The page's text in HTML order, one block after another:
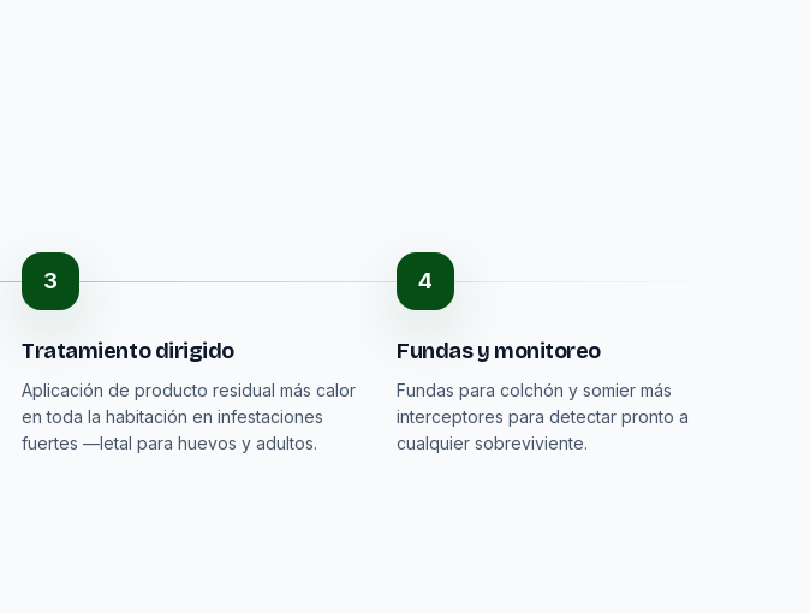
3
Tratamiento dirigido
Aplicación de producto residual más calor
en toda la habitación en infestaciones
fuertes —letal para huevos y adultos.
4
Fundas y monitoreo
Fundas para colchón y somier más
interceptores para detectar pronto a
cualquier sobreviviente.